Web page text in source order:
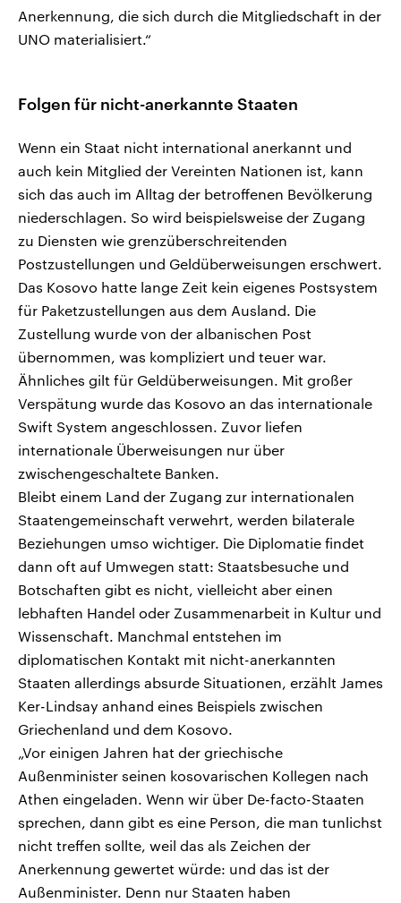
Anerkennung, die sich durch die Mitgliedschaft in der
UNO materialisiert.“
Folgen für nicht-anerkannte Staaten
Wenn ein Staat nicht international anerkannt und
auch kein Mitglied der Vereinten Nationen ist, kann
sich das auch im Alltag der betroffenen Bevölkerung
niederschlagen. So wird beispielsweise der Zugang
zu Diensten wie grenzüberschreitenden
Postzustellungen und Geldüberweisungen erschwert.
Das Kosovo hatte lange Zeit kein eigenes Postsystem
für Paketzustellungen aus dem Ausland. Die
Zustellung wurde von der albanischen Post
übernommen, was kompliziert und teuer war.
Ähnliches gilt für Geldüberweisungen. Mit großer
Verspätung wurde das Kosovo an das internationale
Swift System angeschlossen. Zuvor liefen
internationale Überweisungen nur über
zwischengeschaltete Banken.
Bleibt einem Land der Zugang zur internationalen
Staatengemeinschaft verwehrt, werden bilaterale
Beziehungen umso wichtiger. Die Diplomatie findet
dann oft auf Umwegen statt: Staatsbesuche und
Botschaften gibt es nicht, vielleicht aber einen
lebhaften Handel oder Zusammenarbeit in Kultur und
Wissenschaft. Manchmal entstehen im
diplomatischen Kontakt mit nicht-anerkannten
Staaten allerdings absurde Situationen, erzählt James
Ker-Lindsay anhand eines Beispiels zwischen
Griechenland und dem Kosovo.
„Vor einigen Jahren hat der griechische
Außenminister seinen kosovarischen Kollegen nach
Athen eingeladen. Wenn wir über De-facto-Staaten
sprechen, dann gibt es eine Person, die man tunlichst
nicht treffen sollte, weil das als Zeichen der
Anerkennung gewertet würde: und das ist der
Außenminister. Denn nur Staaten haben